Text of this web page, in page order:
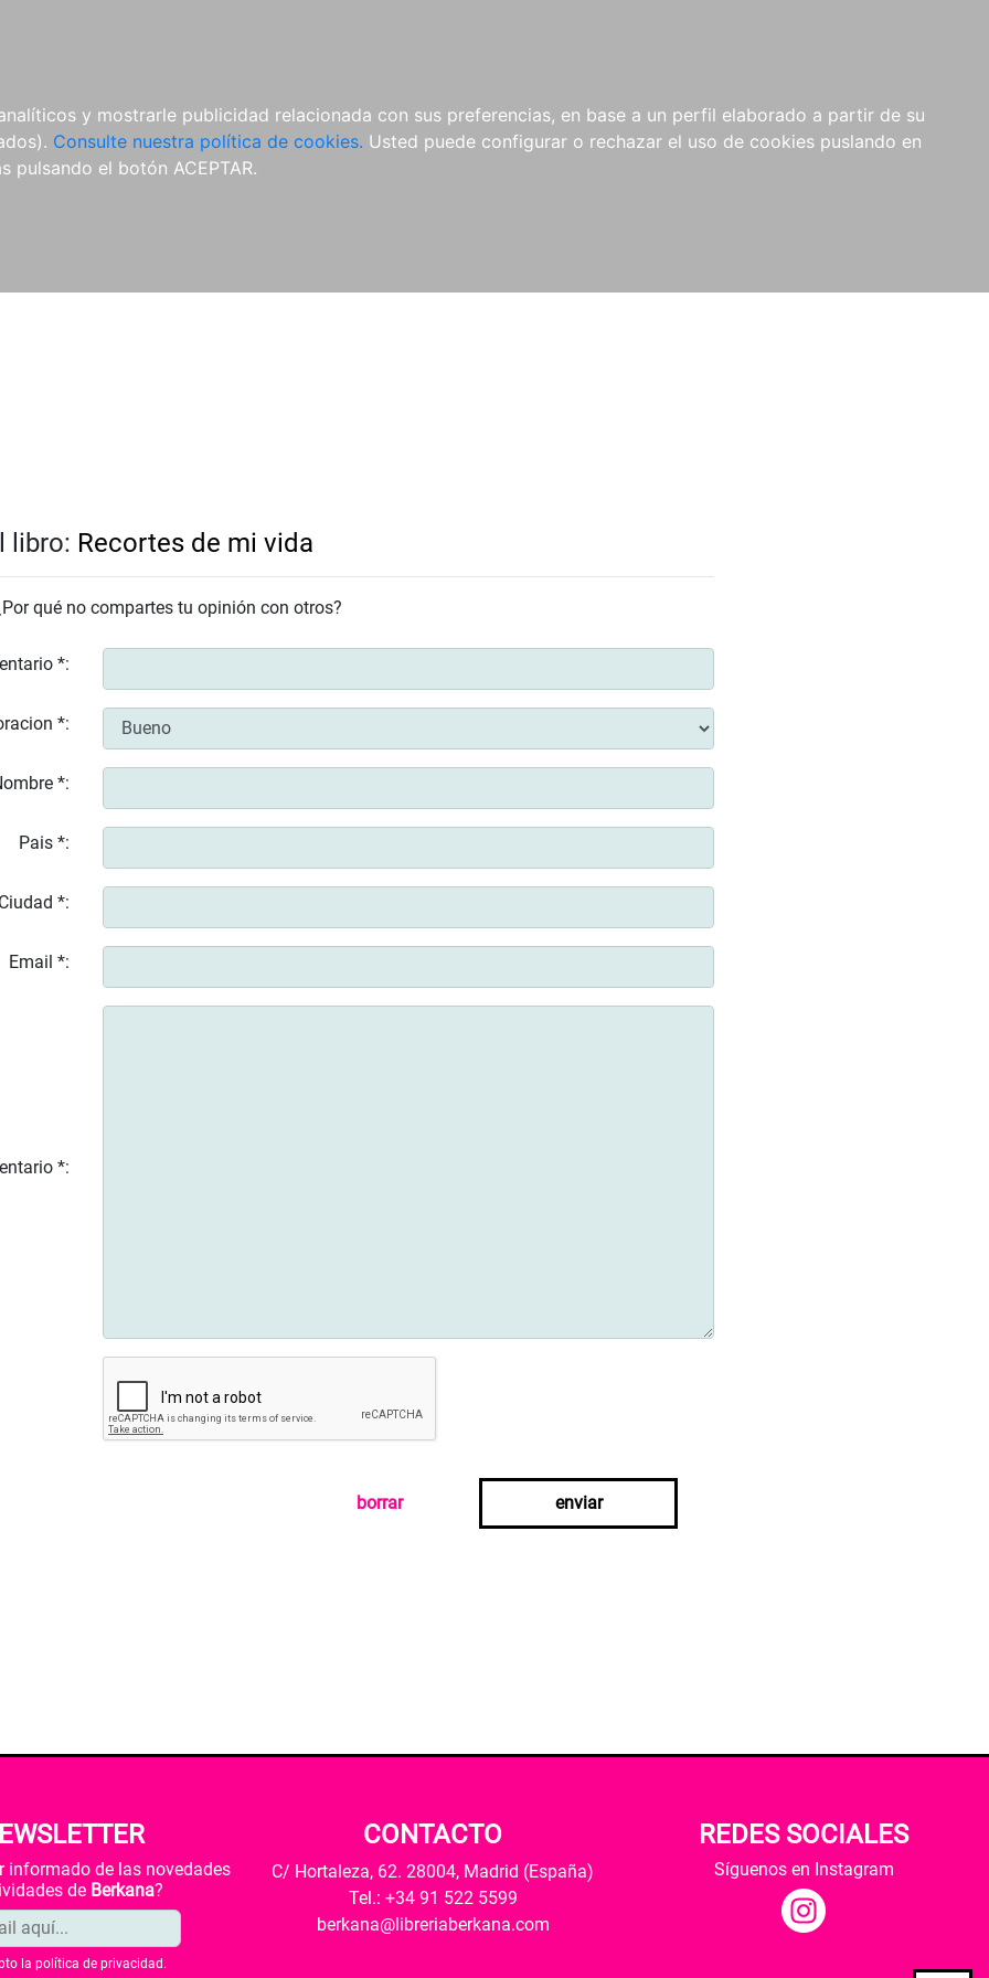
y mostrarle publicidad relacionada con sus preferencias, en base a un perfil elaborado a partir de su
Consulte nuestra política de cookies. Usted puede configurar o rechazar el uso de cookies puslando en
pulsando el botón ACEPTAR.
libro: Recortes de mi vida
qué no compartes tu opinión con otros?
*:
*:
*:
Pais *:
*:
Email *:
*:
borrar enviar
informado de las novedades
de Berkana?
la política de privacidad .
CONTACTO
C/ Hortaleza, 62. 28004, Madrid (España)
Tel.: +34 91 522 5599
berkana@libreriaberkana.com
REDES SOCIALES
Síguenos en Instagram